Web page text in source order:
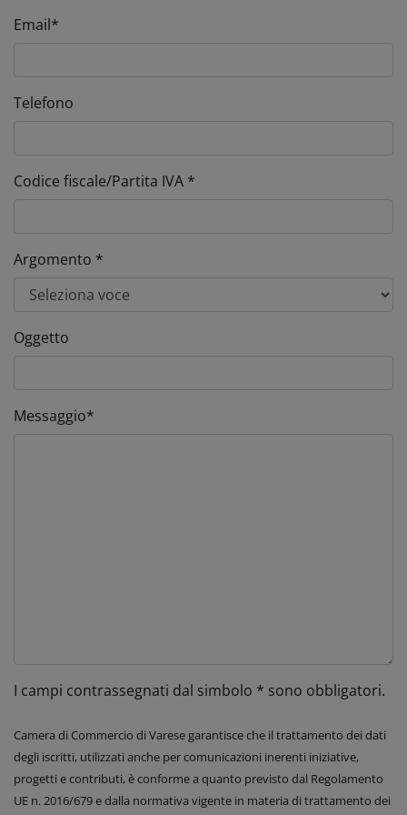
Email*
Telefono
Codice fiscale/Partita IVA *
Argomento *
Oggetto
Messaggio*
I campi contrassegnati dal simbolo * sono obbligatori.
Camera di Commercio di Varese garantisce che il trattamento dei dati
degli iscritti, utilizzati anche per comunicazioni inerenti iniziative,
progetti e contributi, è conforme a quanto previsto dal Regolamento
UE n. 2016/679 e dalla normativa vigente in materia di trattamento dei